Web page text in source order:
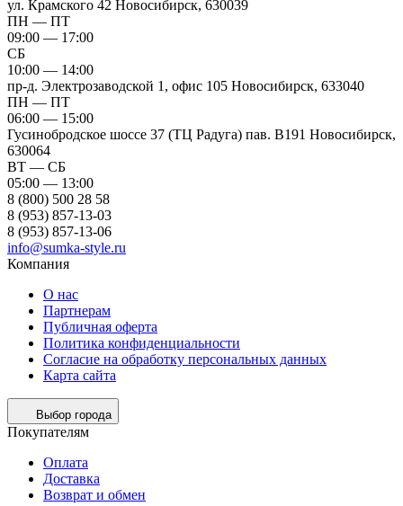
ул. Крамского 42 Новосибирск, 630039
ПН — ПТ
09:00 — 17:00
СБ
10:00 — 14:00
пр-д. Электрозаводской 1, офис 105 Новосибирск, 633040
ПН — ПТ
06:00 — 15:00
Гусинобродское шоссе 37 (ТЦ Радуга) пав. B191 Новосибирск,
630064
ВТ — СБ
05:00 — 13:00
8 (800) 500 28 58
8 (953) 857-13-03
8 (953) 857-13-06
info@sumka-style.ru
Компания
О нас
Партнерам
Публичная оферта
Политика конфиденциальности
Согласие на обработку персональных данных
Карта сайта
Выбор города
Покупателям
Оплата
Доставка
Возврат и обмен